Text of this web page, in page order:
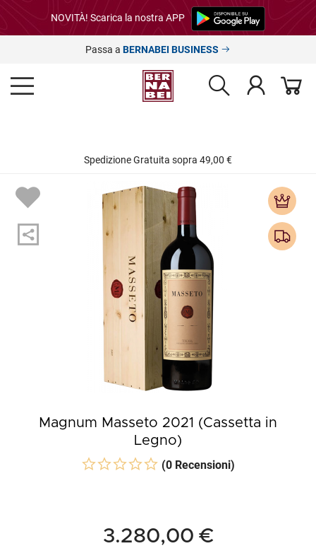
NOVITÀ! Scarica la nostra APP
Passa a BERNABEI BUSINESS
Spedizione Gratuita sopra 49,00 €
Magnum Masseto 2021 (Cassetta in
Legno)
(0 Recensioni)
3.280,00 €